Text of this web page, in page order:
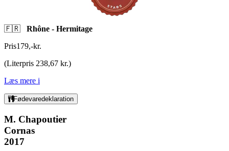
🇫🇷 Rhône - Hermitage
Pris179,-kr.
(Literpris 238,67 kr.)
Læs mere i
Fødevaredeklaration
M. Chapoutier
Cornas
2017